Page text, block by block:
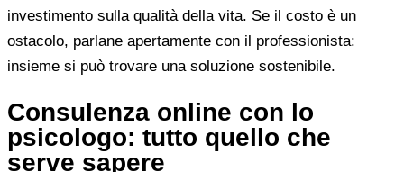
investimento sulla qualità della vita. Se il costo è un
ostacolo, parlane apertamente con il professionista:
insieme si può trovare una soluzione sostenibile.
Consulenza online con lo
psicologo: tutto quello che
serve sapere